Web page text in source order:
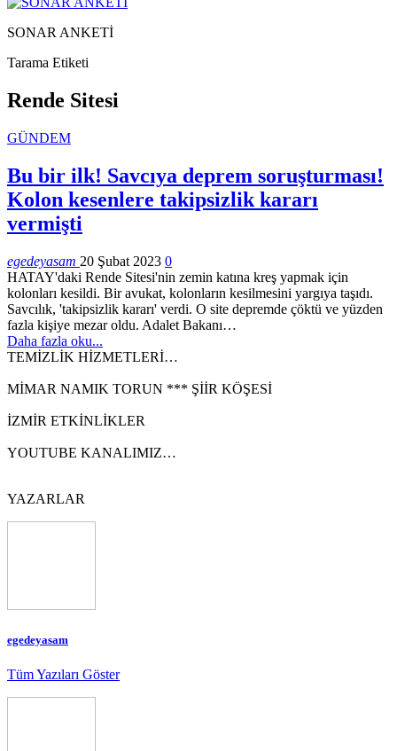
SONAR ANKETİ
Tarama Etiketi
Rende Sitesi
GÜNDEM
Bu bir ilk! Savcıya deprem soruşturması!
Kolon kesenlere takipsizlik kararı
vermişti
egedeyasam 20 Şubat 2023 0
HATAY'daki Rende Sitesi'nin zemin katına kreş yapmak için
kolonları kesildi. Bir avukat, kolonların kesilmesini yargıya taşıdı.
Savcılık, 'takipsizlik kararı' verdi. O site depremde çöktü ve yüzden
fazla kişiye mezar oldu. Adalet Bakanı…
Daha fazla oku...
TEMİZLİK HİZMETLERİ…
MİMAR NAMIK TORUN *** ŞİİR KÖŞESİ
İZMİR ETKİNLİKLER
YOUTUBE KANALIMIZ…
YAZARLAR
egedeyasam
Tüm Yazıları Göster